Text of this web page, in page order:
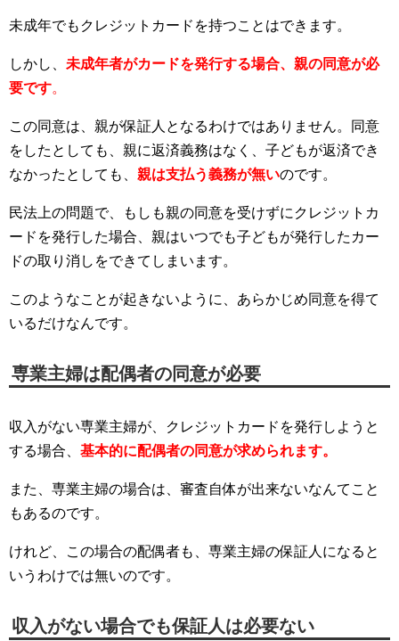
未成年でもクレジットカードを持つことはできます。
しかし、 未成年者がカードを発行する場合、親の同意が必
要です。
この同意は、親が保証人となるわけではありません。同意
をしたとしても、親に返済義務はなく、子どもが返済でき
なかったとしても、 親は支払う義務が無いのです。
民法上の問題で、もしも親の同意を受けずにクレジットカ
ードを発行した場合、親はいつでも子どもが発行したカー
ドの取り消しをできてしまいます。
このようなことが起きないように、あらかじめ同意を得て
いるだけなんです。
専業主婦は配偶者の同意が必要
収入がない専業主婦が、クレジットカードを発行しようと
する場合、 基本的に配偶者の同意が求められます。
また、専業主婦の場合は、審査自体が出来ないなんてこと
もあるのです。
けれど、この場合の配偶者も、専業主婦の保証人になると
いうわけでは無いのです。
収入がない場合でも保証人は必要ない